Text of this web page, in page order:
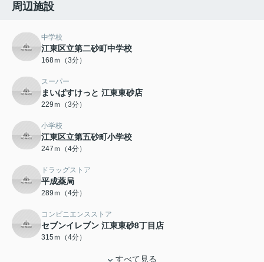
周辺施設
中学校
江東区立第二砂町中学校
168ｍ（3分）
スーパー
まいばすけっと 江東東砂店
229ｍ（3分）
小学校
江東区立第五砂町小学校
247ｍ（4分）
ドラッグストア
平成薬局
289ｍ（4分）
コンビニエンスストア
セブンイレブン 江東東砂8丁目店
315ｍ（4分）
すべて見る